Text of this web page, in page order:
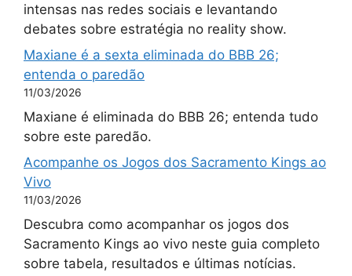
intensas nas redes sociais e levantando
debates sobre estratégia no reality show.
Maxiane é a sexta eliminada do BBB 26;
entenda o paredão
11/03/2026
Maxiane é eliminada do BBB 26; entenda tudo
sobre este paredão.
Acompanhe os Jogos dos Sacramento Kings ao
Vivo
11/03/2026
Descubra como acompanhar os jogos dos
Sacramento Kings ao vivo neste guia completo
sobre tabela, resultados e últimas notícias.